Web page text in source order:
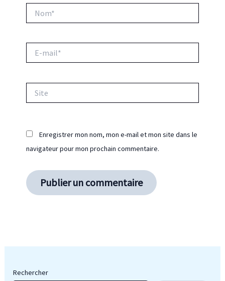
mail*
Enregistrer mon nom, mon e-mail et mon site dans le
navigateur pour mon prochain commentaire.
Rechercher